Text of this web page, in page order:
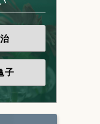
子